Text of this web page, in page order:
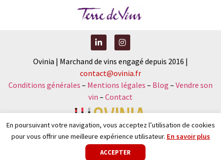
Ovinia | Marchand de vins engagé depuis 2016 |
contact@ovinia.fr
Conditions générales – Mentions légales – Blog – Vendre son
vin – Contact
Nouveau : faîtes votre diagnostic vinicole et recevez votre
sélection sur-mesure
En poursuivant votre navigation, vous acceptez l’utilisation de cookies
pour vous offrir une meilleure expérience utilisateur. En savoir plus
ACCEPTER